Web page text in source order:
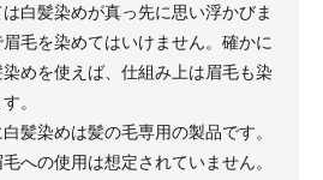
白髪染めが真っ先に思い浮かびま
毛を染めてはいけません。確かに
めを使えば、仕組み上は眉毛も染
。
髪染めは髪の毛専用の製品です。
への使用は想定されていません。